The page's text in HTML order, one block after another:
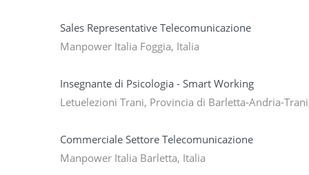
Sales Representative Telecomunicazione
Manpower Italia Foggia, Italia
Insegnante di Psicologia - Smart Working
Letuelezioni Trani, Provincia di Barletta-Andria-
Commerciale Settore Telecomunicazione
Manpower Italia Barletta, Italia